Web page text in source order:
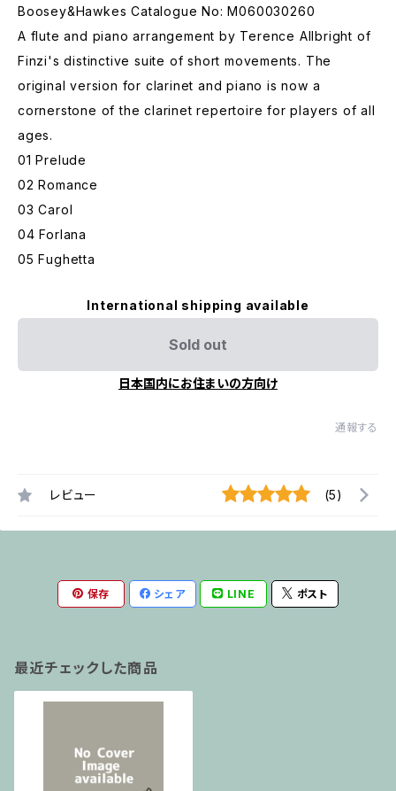
Boosey&Hawkes Catalogue No: M060030260
A flute and piano arrangement by Terence Allbright of
Finzi's distinctive suite of short movements. The
original version for clarinet and piano is now a
cornerstone of the clarinet repertoire for players of all
ages.
01 Prelude
02 Romance
03 Carol
04 Forlana
05 Fughetta
International shipping available
Sold out
日本国内にお住まいの方向け
通報する
レビュー (5)
保存 シェア LINE ポスト
最近チェックした商品